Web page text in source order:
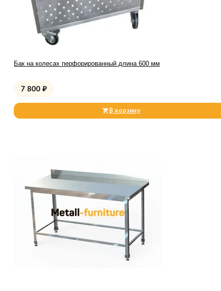
Бак на колесах перфорированный длина 600 мм
7 800 ₽
В корзину